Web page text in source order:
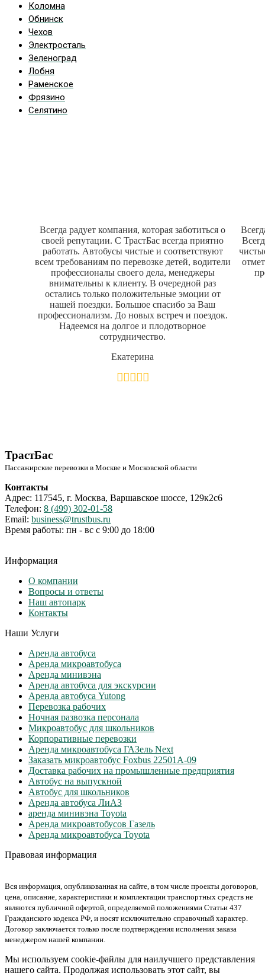
Коломна
Обнинск
Чехов
Электросталь
Зеленоград
Лобня
Раменское
Фрязино
Селятино
Всегда радует компания, которая заботиться о
своей репутации. С ТрастБас всегда приятно
работать. Автобусы чистые и соответствуют
всем требованиям по перевозке детей, водители
профессионалы своего дела, менеджеры
внимательны к клиенту. В очередной раз
остались только положительные эмоции от
нашей поездки. Большое спасибо за Ваш
профессионализм. До новых встреч и поездок.
Надеемся на долгое и плодотворное
сотрудничество.
Екатерина
ТрастБас
Пассажирские перевозки в Москве и Московской области
Контакты
Адрес: 117545, г. Москва, Варшавское шоссе, 129к2с6
Телефон: 8 (499) 302-01-58
Email: business@trustbus.ru
Время работы: пн - вс с 9:00 до 18:00
Информация
О компании
Вопросы и ответы
Наш автопарк
Контакты
Наши Услуги
Аренда автобуса
Аренда микроавтобуса
Аренда минивэна
Аренда автобуса для экскурсии
Аренда автобуса Yutong
Перевозка рабочих
Ночная развозка персонала
Микроавтобус для школьников
Корпоративные перевозки
Аренда микроавтобуса ГАЗель Next
Заказать микроавтобус Foxbus 22501А-09
Доставка рабочих на промышленные предприятия
Автобус на выпускной
Автобус для школьников
Аренда автобуса ЛиАЗ
аренда минивэна Toyota
Аренда микроавтобусов Газель
Аренда микроавтобуса Toyota
Правовая информация
Вся информация, опубликованная на сайте, в том числе проекты договоров,
цена, описание, характеристики и комплектации транспортных средств не
являются публичной офертой, определяемой положениями Статьи 437
Гражданского кодекса РФ, и носят исключительно справочный характер.
Договор заключается только после подтверждения исполнения заказа
менеджером нашей компании.
Мы используем cookie-файлы для наилучшего представления
нашего сайта. Продолжая использовать этот сайт, вы